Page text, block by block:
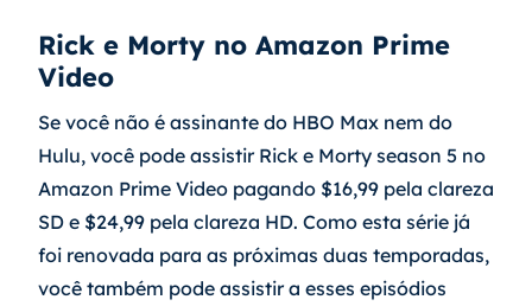
Rick e Morty no Amazon Prime
Video
Se você não é assinante do HBO Max nem do
Hulu, você pode assistir Rick e Morty season 5 no
Amazon Prime Video pagando $16,99 pela clareza
SD e $24,99 pela clareza HD. Como esta série já
foi renovada para as próximas duas temporadas,
você também pode assistir a esses episódios